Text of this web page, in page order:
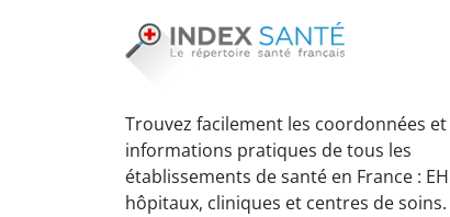
Trouvez facilement les coordonnées et
informations pratiques de tous les
établissements de santé en France :
hôpitaux, cliniques et centres de soins.